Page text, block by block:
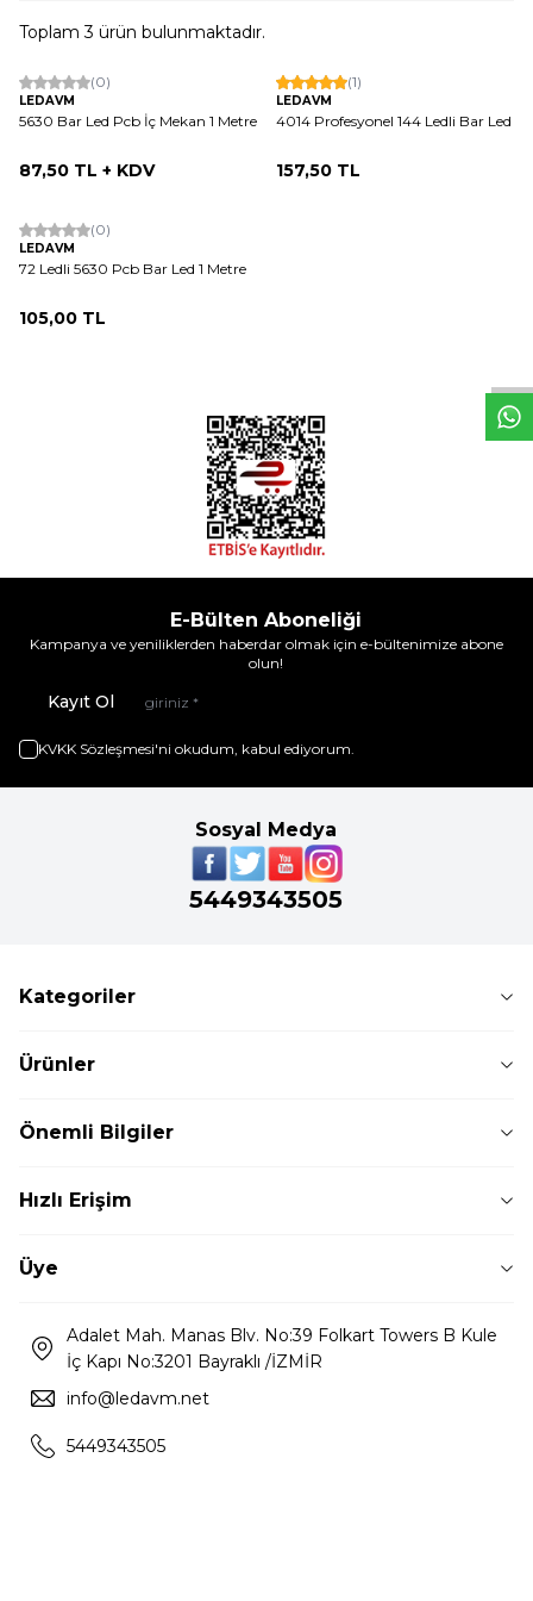
Toplam3 ürün bulunmaktadır.
(0)
LEDAVM
5630 Bar Led Pcb İç Mekan 1 Metre
87,50 TL + KDV
(1)
LEDAVM
4014 Profesyonel 144 Ledli Bar Led
157,50 TL
(0)
LEDAVM
72 Ledli 5630 Pcb Bar Led 1 Metre
105,00 TL
E-Bülten Aboneliği
Kampanya ve yeniliklerden haberdar olmak için e-bültenimize abone
olun!
Kayıt Ol
KVKK Sözleşmesi'ni okudum, kabul ediyorum.
Sosyal Medya
5449343505
Kategoriler
Ürünler
Önemli Bilgiler
Hızlı Erişim
Üye
Adalet Mah. Manas Blv. No:39 Folkart Towers B Kule
İç Kapı No:3201 Bayraklı /İZMİR
info@ledavm.net
5449343505